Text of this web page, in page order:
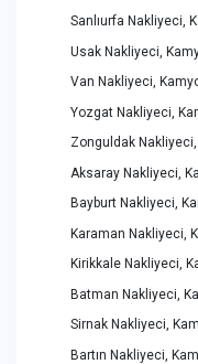
Sanlıurfa Nakliyeci,
Usak Nakliyeci,
Van Nakliyeci,
Yozgat Nakliyeci,
Zonguldak
Aksaray Nakliyeci,
Bayburt Nakliyeci,
Karaman Nakliyeci,
Kirikkale Nakliyeci,
Batman Nakliyeci,
Sirnak Nakliyeci,
Bartın Nakliyeci,